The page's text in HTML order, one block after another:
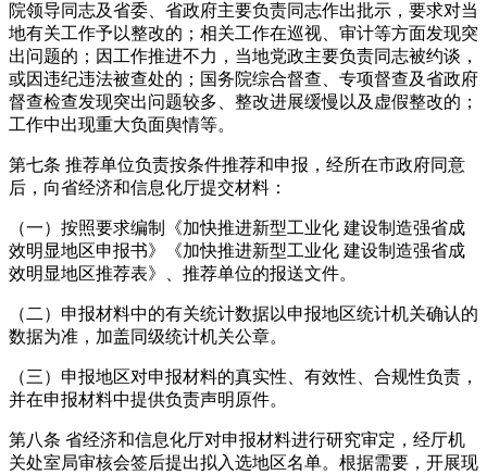
院领导同志及省委、省政府主要负责同志作出批示，要求对当
地有关工作予以整改的；相关工作在巡视、审计等方面发现突
出问题的；因工作推进不力，当地党政主要负责同志被约谈，
或因违纪违法被查处的；国务院综合督查、专项督查及省政府
督查检查发现突出问题较多、整改进展缓慢以及虚假整改的；
工作中出现重大负面舆情等。
第七条 推荐单位负责按条件推荐和申报，经所在市政府同意
后，向省经济和信息化厅提交材料：
（一）按照要求编制《加快推进新型工业化 建设制造强省成
效明显地区申报书》《加快推进新型工业化 建设制造强省成
效明显地区推荐表》、推荐单位的报送文件。
（二）申报材料中的有关统计数据以申报地区统计机关确认的
数据为准，加盖同级统计机关公章。
（三）申报地区对申报材料的真实性、有效性、合规性负责，
并在申报材料中提供负责声明原件。
第八条 省经济和信息化厅对申报材料进行研究审定，经厅机
关处室局审核会签后提出拟入选地区名单。根据需要，开展现